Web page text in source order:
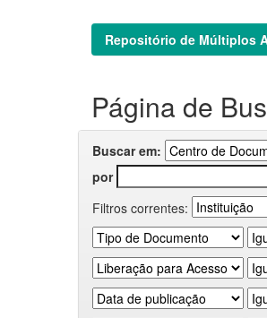
Repositório de Múltiplos
Página de
Buscar em:
por
Filtros correntes: